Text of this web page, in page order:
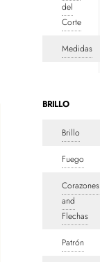
del
Corte
Medidas
BRILLO
Brillo
Fuego
Corazones
and
Flechas
Patrón